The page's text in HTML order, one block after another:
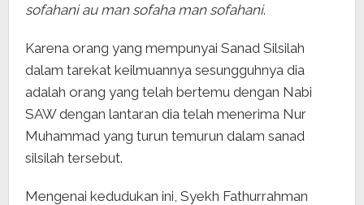
sofahani au man sofaha man sofahani.
Karena orang yang mempunyai Sanad Silsilah
dalam tarekat keilmuannya sesungguhnya dia
adalah orang yang telah bertemu dengan Nabi
SAW dengan lantaran dia telah menerima Nur
Muhammad yang turun temurun dalam sanad
silsilah tersebut.
Mengenai kedudukan ini, Syekh Fathurrahman